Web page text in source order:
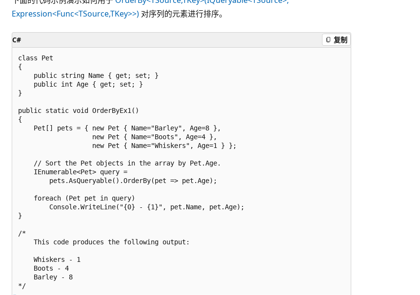
Expression<Func<TSource,TKey>>) 对序列的元素进行排序。
C# 复制
class Pet
{
    public string Name { get; set; }
    public int Age { get; set; }
}
public static void OrderByEx1()
{
    Pet[] pets = { new Pet { Name="Barley", Age=8 },
                   new Pet { Name="Boots", Age=4 },
                   new Pet { Name="Whiskers", Age=1 } };
    // Sort the Pet objects in the array by Pet.Age.
    IEnumerable<Pet> query =
        pets.AsQueryable().OrderBy(pet => pet.Age);
    foreach (Pet pet in query)
        Console.WriteLine("{0} - {1}", pet.Name, pet.Age);
}
/*
    This code produces the following output:
    Whiskers - 1
    Boots - 4
    Barley - 8